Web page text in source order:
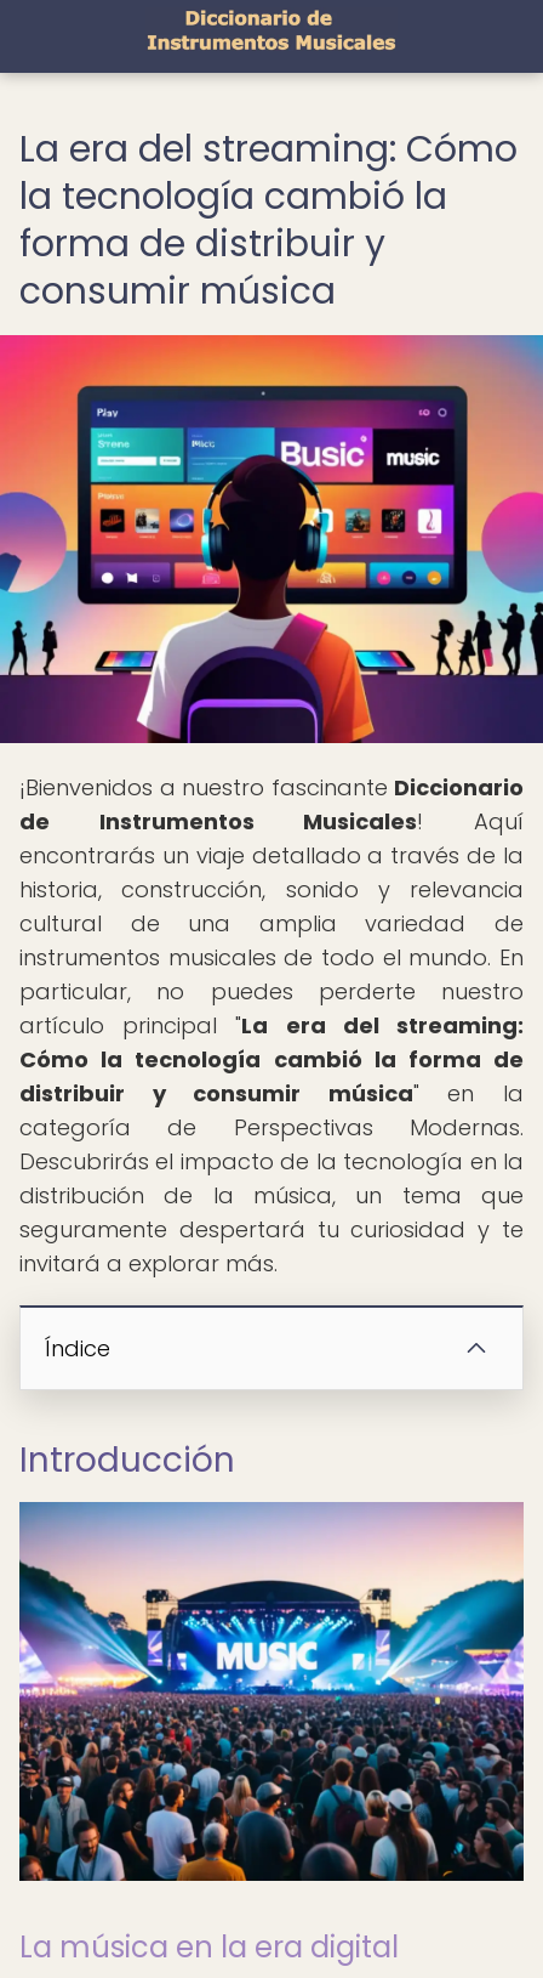
La era del streaming: Cómo
la tecnología cambió la
forma de distribuir y
consumir música
¡Bienvenidos a nuestro fascinante Diccionario
de Instrumentos Musicales! Aquí
encontrarás un viaje detallado a través de la
historia, construcción, sonido y relevancia
cultural de una amplia variedad de
instrumentos musicales de todo el mundo. En
particular, no puedes perderte nuestro
artículo principal "La era del streaming:
Cómo la tecnología cambió la forma de
distribuir y consumir música" en la
categoría de Perspectivas Modernas.
Descubrirás el impacto de la tecnología en la
distribución de la música, un tema que
seguramente despertará tu curiosidad y te
invitará a explorar más.
Índice
Introducción
La música en la era digital